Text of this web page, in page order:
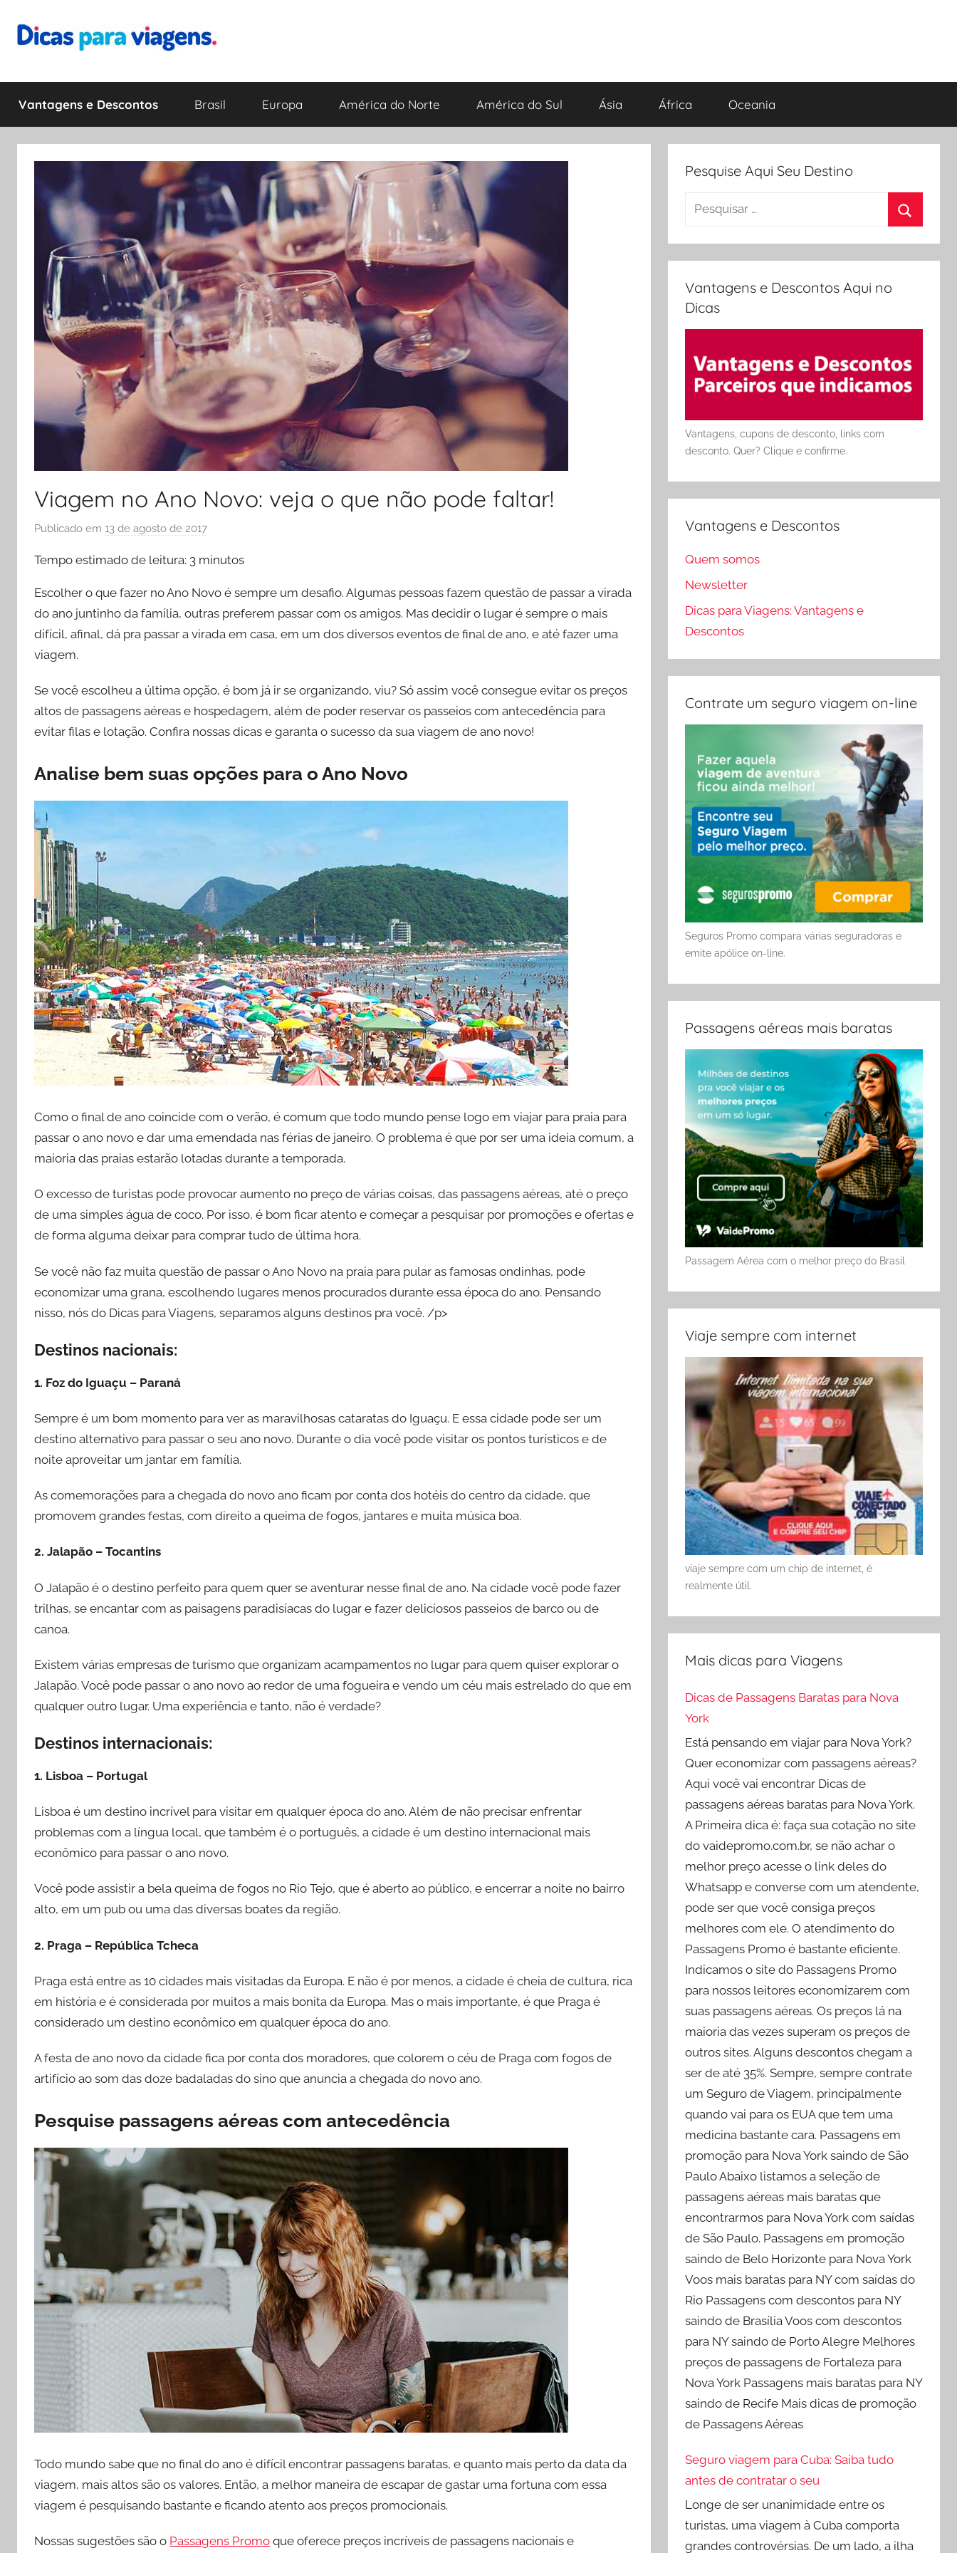
para
Dicas
para
Viagens
a
melhor
Vantagens e Descontos Brasil Europa América do Norte América do Sul Ásia África Oceania
Viagem no Ano Novo: veja o que não pode faltar!
Publicado em 13 de agosto de 2017
r
i
s
l
a
F
d
e
Tempo estimado de leitura: 3 minutos
Escolher o que fazer no Ano Novo é sempre um desafio. Algumas pessoas fazem questão de passar a virada
do ano juntinho da família, outras preferem passar com os amigos. Mas decidir o lugar é sempre o mais
difícil, afinal, dá pra passar a virada em casa, em um dos diversos eventos de final de ano, e até fazer uma
viagem.
Se você escolheu a última opção, é bom já ir se organizando, viu? Só assim você consegue evitar os preços
altos de passagens aéreas e hospedagem, além de poder reservar os passeios com antecedência para
evitar filas e lotação. Confira nossas dicas e garanta o sucesso da sua viagem de ano novo!
Analise bem suas opções para o Ano Novo
Como o final de ano coincide com o verão, é comum que todo mundo pense logo em viajar para praia para
passar o ano novo e dar uma emendada nas férias de janeiro. O problema é que por ser uma ideia comum, a
maioria das praias estarão lotadas durante a temporada.
O excesso de turistas pode provocar aumento no preço de várias coisas, das passagens aéreas, até o preço
de uma simples água de coco. Por isso, é bom ficar atento e começar a pesquisar por promoções e ofertas e
de forma alguma deixar para comprar tudo de última hora.
Se você não faz muita questão de passar o Ano Novo na praia para pular as famosas ondinhas, pode
economizar uma grana, escolhendo lugares menos procurados durante essa época do ano. Pensando
nisso, nós do Dicas para Viagens, separamos alguns destinos pra você. /p>
Destinos nacionais:
1. Foz do Iguaçu – Paraná
Sempre é um bom momento para ver as maravilhosas cataratas do Iguaçu. E essa cidade pode ser um
destino alternativo para passar o seu ano novo. Durante o dia você pode visitar os pontos turísticos e de
noite aproveitar um jantar em família.
As comemorações para a chegada do novo ano ficam por conta dos hotéis do centro da cidade, que
promovem grandes festas, com direito a queima de fogos, jantares e muita música boa.
2. Jalapão – Tocantins
O Jalapão é o destino perfeito para quem quer se aventurar nesse final de ano. Na cidade você pode fazer
trilhas, se encantar com as paisagens paradisíacas do lugar e fazer deliciosos passeios de barco ou de
canoa.
Existem várias empresas de turismo que organizam acampamentos no lugar para quem quiser explorar o
Jalapão. Você pode passar o ano novo ao redor de uma fogueira e vendo um céu mais estrelado do que em
qualquer outro lugar. Uma experiência e tanto, não é verdade?
Destinos internacionais:
1. Lisboa – Portugal
Lisboa é um destino incrível para visitar em qualquer época do ano. Além de não precisar enfrentar
problemas com a língua local, que também é o português, a cidade é um destino internacional mais
econômico para passar o ano novo.
Você pode assistir a bela queima de fogos no Rio Tejo, que é aberto ao público, e encerrar a noite no bairro
alto, em um pub ou uma das diversas boates da região.
2. Praga – República Tcheca
Praga está entre as 10 cidades mais visitadas da Europa. E não é por menos, a cidade é cheia de cultura, rica
em história e é considerada por muitos a mais bonita da Europa. Mas o mais importante, é que Praga é
considerado um destino econômico em qualquer época do ano.
A festa de ano novo da cidade fica por conta dos moradores, que colorem o céu de Praga com fogos de
artifício ao som das doze badaladas do sino que anuncia a chegada do novo ano.
Pesquise passagens aéreas com antecedência
Todo mundo sabe que no final do ano é difícil encontrar passagens baratas, e quanto mais perto da data da
viagem, mais altos são os valores. Então, a melhor maneira de escapar de gastar uma fortuna com essa
viagem é pesquisando bastante e ficando atento aos preços promocionais.
Nossas sugestões são o Passagens Promo que oferece preços incríveis de passagens nacionais e
Pesquise Aqui Seu Destino
Pesquisar
Vantagens e Descontos Aqui no
Dicas
Vantagens, cupons de desconto, links com
desconto. Quer? Clique e confirme.
Vantagens e Descontos
Quem somos
Newsletter
Dicas para Viagens: Vantagens e
Descontos
Contrate um seguro viagem on-line
Seguros Promo compara várias seguradoras e
emite apólice on-line.
Passagens aéreas mais baratas
Passagem Aérea com o melhor preço do Brasil
Viaje sempre com internet
viaje sempre com um chip de internet, é
realmente útil.
Mais dicas para Viagens
Dicas de Passagens Baratas para Nova
York
Está pensando em viajar para Nova York?
Quer economizar com passagens aéreas?
Aqui você vai encontrar Dicas de
passagens aéreas baratas para Nova York.
A Primeira dica é: faça sua cotação no site
do vaidepromo.com.br, se não achar o
melhor preço acesse o link deles do
Whatsapp e converse com um atendente,
pode ser que você consiga preços
melhores com ele. O atendimento do
Passagens Promo é bastante eficiente.
Indicamos o site do Passagens Promo
para nossos leitores economizarem com
suas passagens aéreas. Os preços lá na
maioria das vezes superam os preços de
outros sites. Alguns descontos chegam a
ser de até 35%. Sempre, sempre contrate
um Seguro de Viagem, principalmente
quando vai para os EUA que tem uma
medicina bastante cara. Passagens em
promoção para Nova York saindo de São
Paulo Abaixo listamos a seleção de
passagens aéreas mais baratas que
encontrarmos para Nova York com saídas
de São Paulo. Passagens em promoção
saindo de Belo Horizonte para Nova York
Voos mais baratas para NY com saídas do
Rio Passagens com descontos para NY
saindo de Brasília Voos com descontos
para NY saindo de Porto Alegre Melhores
preços de passagens de Fortaleza para
Nova York Passagens mais baratas para NY
saindo de Recife Mais dicas de promoção
de Passagens Aéreas
Seguro viagem para Cuba: Saiba tudo
antes de contratar o seu
Longe de ser unanimidade entre os
turistas, uma viagem à Cuba comporta
grandes controvérsias. De um lado, a ilha